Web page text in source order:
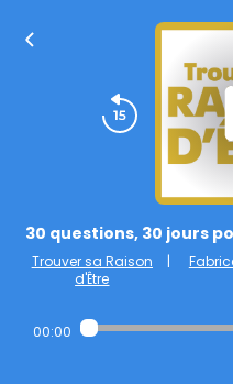
30 questions, 30 jours
Trouver sa Raison
d'Être
|
00:00